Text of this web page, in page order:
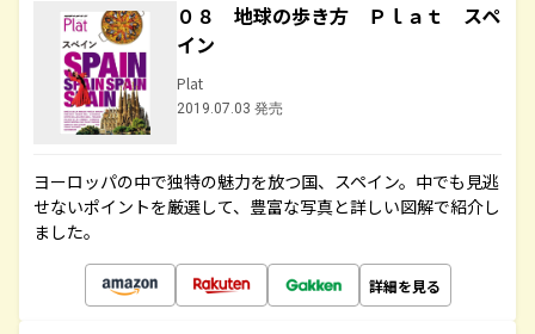
０８ 地球の歩き方 Ｐｌａｔ スペ
イン
Plat
2019.07.03 発売
ヨーロッパの中で独特の魅力を放つ国、スペイン。中でも見逃
せないポイントを厳選して、豊富な写真と詳しい図解で紹介し
ました。
詳細を見る